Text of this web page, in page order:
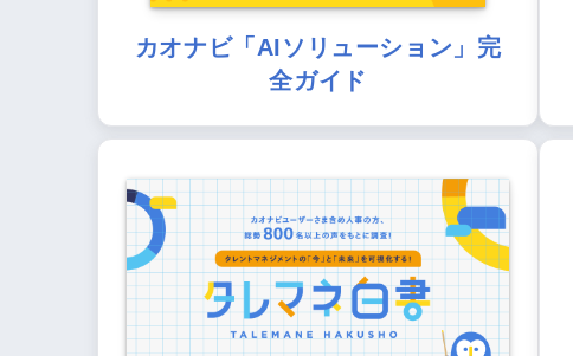
カオナビ「AIソリューション」完
全ガイド